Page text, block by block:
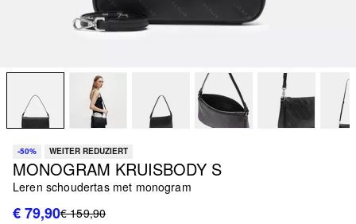
-50% WEITER REDUZIERT
MONOGRAM KRUISBODY S
Leren schoudertas met monogram
€ 79,90€ 159,90